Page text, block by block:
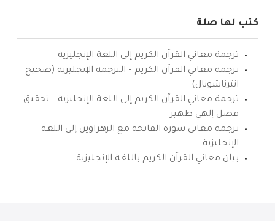
كتب لها صلة
ترجمة معاني القرآن الكريم إلى اللغة الإنجليزية
ترجمة معاني القرآن الكريم – الترجمة الإنجليزية (صحيح
انترناشونال)
ترجمة معاني القرآن الكريم إلى اللغة الإنجليزية – تحقيق
فضل إلهي ظهير
ترجمة معاني سورة الفاتحة مع الزهراوين إلى اللغة
الإنجليزية
بيان معاني القرآن الكريم باللغة الإنجليزية